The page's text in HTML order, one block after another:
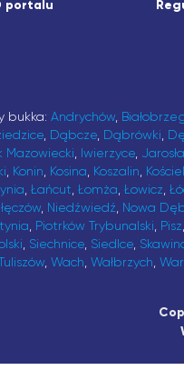
portalu
bukka: Andrychów,
, Dąbcze, Dąbrówki
Mazowiecki Iwierzyce
Konin Kosina Koszalin
Łańcut Łomża Łowicz
, Niedźwiedź Nowa
Piotrków Trybunalski Pisz
Siechnice, Siedlce,
Wach Wałbrzych